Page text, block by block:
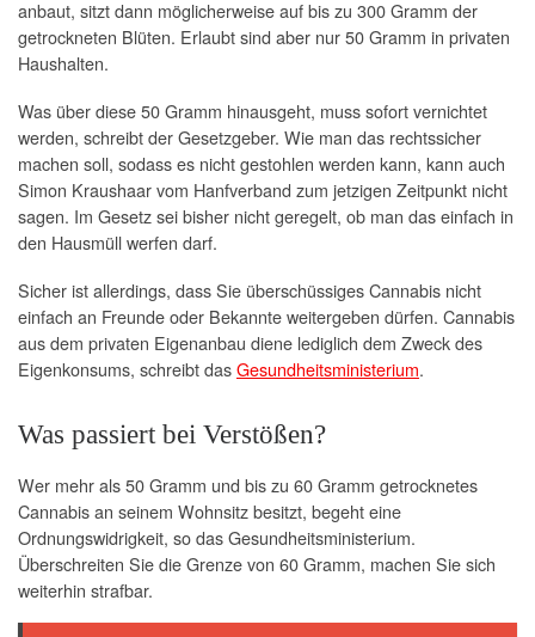
anbaut, sitzt dann möglicherweise auf bis zu 300 Gramm der
getrockneten Blüten. Erlaubt sind aber nur 50 Gramm in privaten
Haushalten.
Was über diese 50 Gramm hinausgeht, muss sofort vernichtet
werden, schreibt der Gesetzgeber. Wie man das rechtssicher
machen soll, sodass es nicht gestohlen werden kann, kann auch
Simon Kraushaar vom Hanfverband zum jetzigen Zeitpunkt nicht
sagen. Im Gesetz sei bisher nicht geregelt, ob man das einfach in
den Hausmüll werfen darf.
Sicher ist allerdings, dass Sie überschüssiges Cannabis nicht
einfach an Freunde oder Bekannte weitergeben dürfen. Cannabis
aus dem privaten Eigenanbau diene lediglich dem Zweck des
Eigenkonsums, schreibt dasGesundheitsministerium.
Was passiert bei Verstößen?
Wer mehr als 50 Gramm und bis zu 60 Gramm getrocknetes
Cannabis an seinem Wohnsitz besitzt, begeht eine
Ordnungswidrigkeit, so das Gesundheitsministerium.
Überschreiten Sie die Grenze von 60 Gramm, machen Sie sich
weiterhin strafbar.